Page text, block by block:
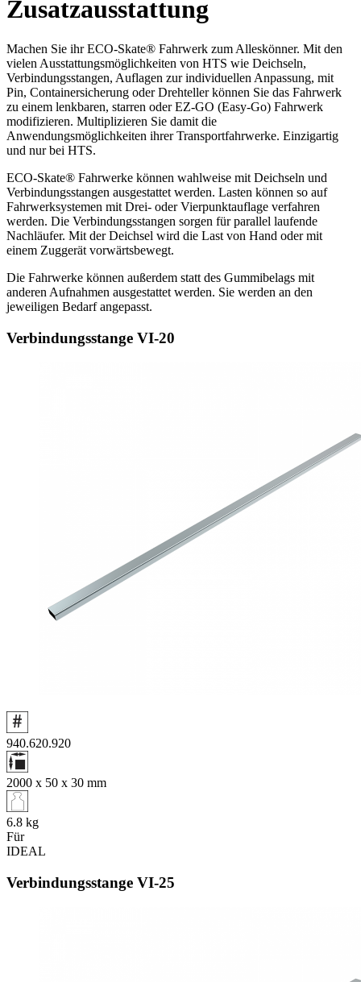
Zusatzausstattung
Machen Sie ihr ECO-Skate® Fahrwerk zum Alleskönner. Mit den
vielen Ausstattungsmöglichkeiten von HTS wie Deichseln,
Verbindungsstangen, Auflagen zur individuellen Anpassung, mit
Pin, Containersicherung oder Drehteller können Sie das Fahrwerk
zu einem lenkbaren, starren oder EZ-GO (Easy-Go) Fahrwerk
modifizieren. Multiplizieren Sie damit die
Anwendungsmöglichkeiten ihrer Transportfahrwerke. Einzigartig
und nur bei HTS.
ECO-Skate® Fahrwerke können wahlweise mit Deichseln und
Verbindungsstangen ausgestattet werden. Lasten können so auf
Fahrwerksystemen mit Drei- oder Vierpunktauflage verfahren
werden. Die Verbindungsstangen sorgen für parallel laufende
Nachläufer. Mit der Deichsel wird die Last von Hand oder mit
einem Zuggerät vorwärtsbewegt.
Die Fahrwerke können außerdem statt des Gummibelags mit
anderen Aufnahmen ausgestattet werden. Sie werden an den
jeweiligen Bedarf angepasst.
Verbindungsstange VI‑20
940.620.920
2000 x 50 x 30 mm
6.8 kg
Für
IDEAL
Verbindungsstange VI‑25